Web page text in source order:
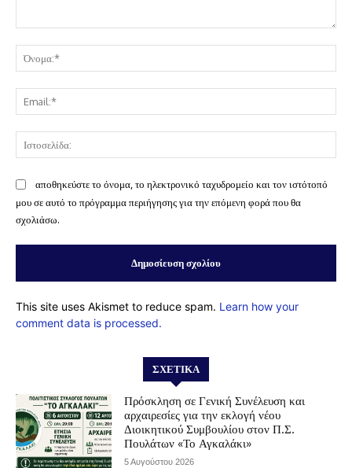
αποθηκεύστε το όνομα, το ηλεκτρονικό ταχυδρομείο και τον ιστότοπό
μου σε αυτό το πρόγραμμα περιήγησης για την επόμενη φορά που θα
σχολιάσω.
This site uses Akismet to reduce spam. Learn how your
comment data is processed.
ΣΧΕΤΙΚΆ
Πρόσκληση σε Γενική Συνέλευση και
αρχαιρεσίες για την εκλογή νέου
Διοικητικού Συμβουλίου στον Π.Σ.
Πουλάτων «Το Αγκαλάκι»
5 Αυγούστου 2026